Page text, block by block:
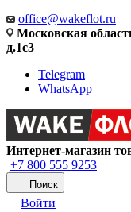
office@wakeflot.ru
Московская
д.1с3
Telegram
WhatsApp
Интернет-магазин
+7 800 555 9253
Поиск
Войти